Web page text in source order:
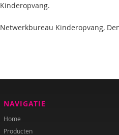
Kinderopvang.
Netwerkbureau Kinderopvang,
NAVIGATIE
Home
Producten